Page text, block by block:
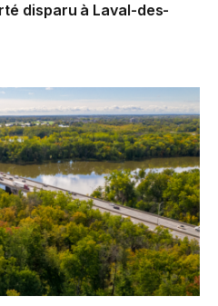
disparu à Laval-des-